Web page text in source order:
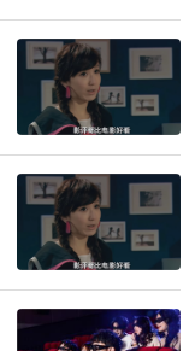
甚至几十倍的价
鞋、炒盲盒上的
，不断设计出稀
面，用户被积木
照片的炫耀欲，